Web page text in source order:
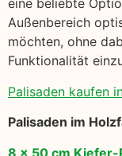
eine beliebte
Außenbereich
möchten, ohne
Funktionalität
Palisaden kaufen
Palisaden im
8 x 50 cm Kiefer-